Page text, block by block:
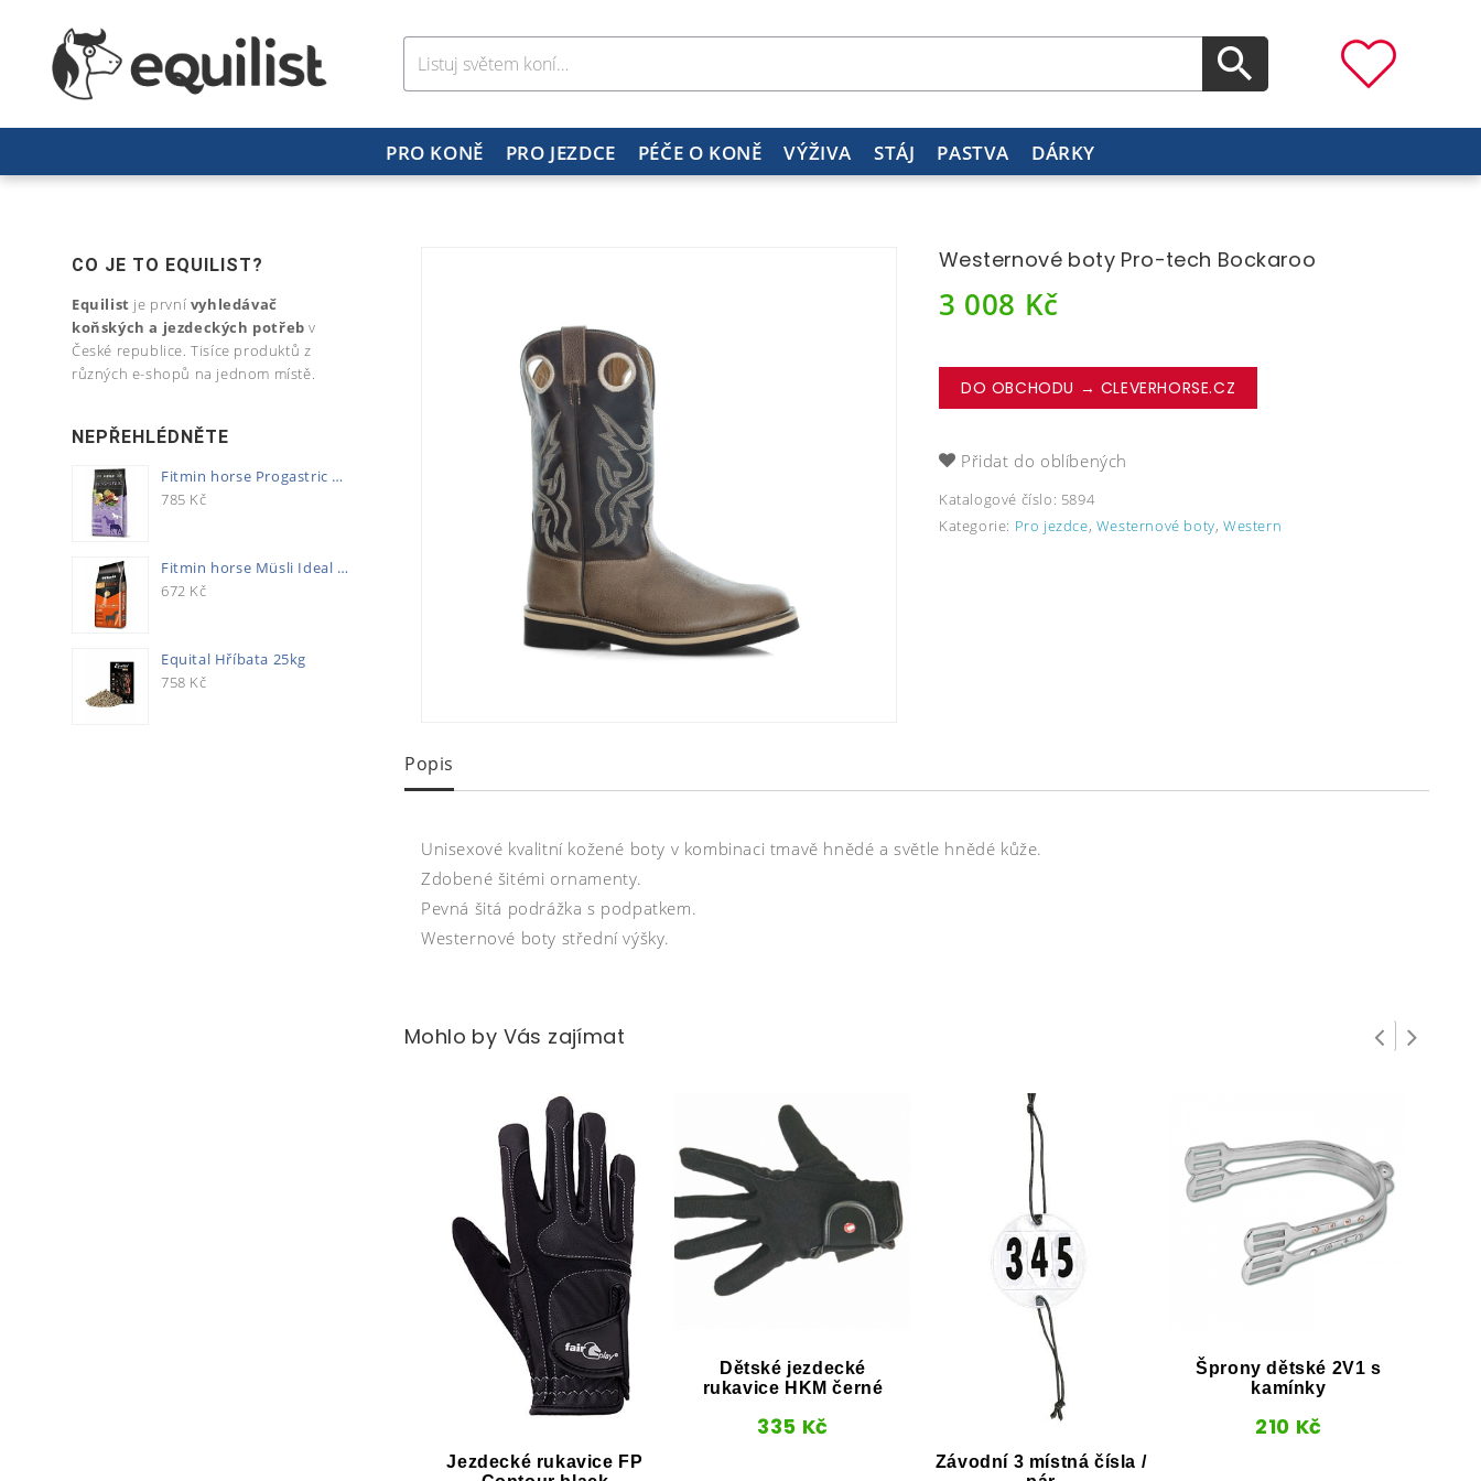
PRO KONĚ PRO JEZDCE PÉČE O KONĚ VÝŽIVA STÁJ PASTVA DÁRKY
Westernové boty Pro-tech Bockaroo
3 008 Kč
DO OBCHODU → CLEVERHORSE.CZ
Přidat do oblíbených
Katalogové číslo: 5894
Kategorie: Pro jezdce, Westernové boty,Western
Popis
Unisexové kvalitní kožené boty v kombinaci tmavě hnědé a světle hnědé kůže.
Zdobené šitémi ornamenty.
Pevná šitá podrážka s podpatkem.
Westernové boty střední výšky.
Mohlo by Vás zajímat
Jezdecké rukavice FP
Dětské jezdecké
rukavice HKM černé
335 Kč
Závodní 3 místná čísla /
Šprony dětské 2V1 s
kamínky
210 Kč
CO JE TO EQUILIST?
Equilist je první vyhledávač
koňských a jezdeckých potřeb v
České republice. Tisíce produktů z
různých e-shopů na jednom místě.
NEPŘEHLÉDNĚTE
Fitmin horse Progastric 20kg
785 Kč
Fitmin horse Müsli Ideal 20kg
672 Kč
Equital Hříbata 25kg
758 Kč